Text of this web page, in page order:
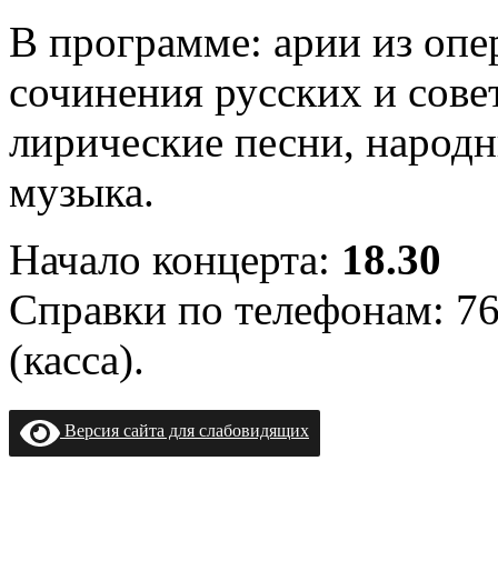
В программе: арии из
сочинения русских и
лирические песни,
музыка.
Начало концерта: 18.30
Справки по телефонам:
(касса).
Версия сайта для слабовидящих